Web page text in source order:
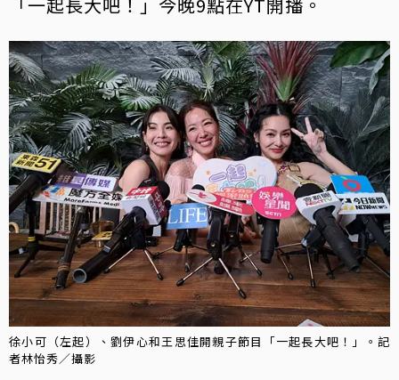
徐小可（左起）、劉伊心和王思佳開親子節目「一起長大吧！」。記
者林怡秀／攝影